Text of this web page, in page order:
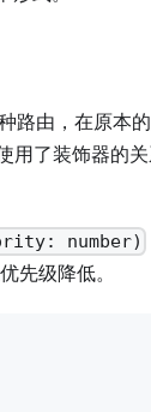
路由，在原本
用了装饰器的
number)
先级降低。